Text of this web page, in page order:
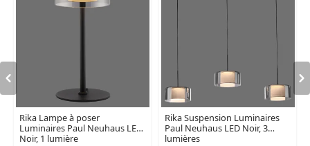
Rika Lampe à poser
Luminaires Paul Neuhaus LED
Noir, 1 lumière
Rika Suspension Luminaires
Paul Neuhaus LED Noir, 3
lumières